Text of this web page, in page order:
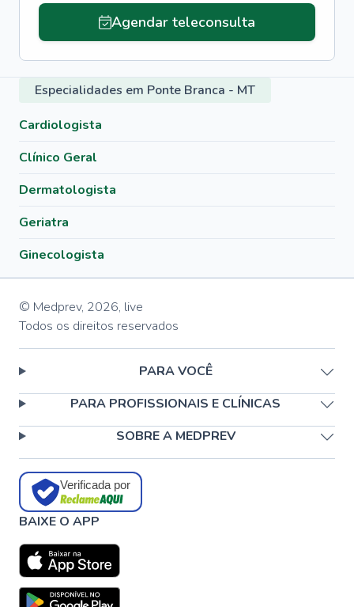
Agendar teleconsulta
Especialidades em Ponte Branca - MT
Cardiologista
Clínico Geral
Dermatologista
Geriatra
Ginecologista
© Medprev, 2026, live
Todos os direitos reservados
PARA VOCÊ
PARA PROFISSIONAIS E CLÍNICAS
SOBRE A MEDPREV
Verificada por
BAIXE O APP